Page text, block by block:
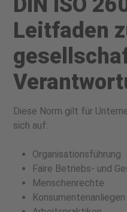
Leitfaden
Diese Norm gilt für
sich auf:
Organisationsführung
Faire Betriebs- und
Menschenrechte
Konsumentenanliegen